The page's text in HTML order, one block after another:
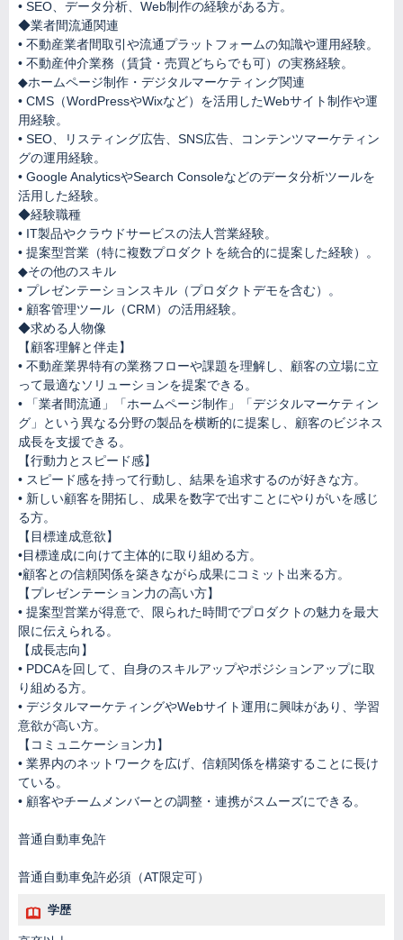
• SEO、データ分析、Web制作の経験がある方。
◆業者間流通関連
• 不動産業者間取引や流通プラットフォームの知識や運用経験。
• 不動産仲介業務（賃貸・売買どちらでも可）の実務経験。
◆ホームページ制作・デジタルマーケティング関連
• CMS（WordPressやWixなど）を活用したWebサイト制作や運
用経験。
• SEO、リスティング広告、SNS広告、コンテンツマーケティン
グの運用経験。
• Google AnalyticsやSearch Consoleなどのデータ分析ツールを
活用した経験。
◆経験職種
• IT製品やクラウドサービスの法人営業経験。
• 提案型営業（特に複数プロダクトを統合的に提案した経験）。
◆その他のスキル
• プレゼンテーションスキル（プロダクトデモを含む）。
• 顧客管理ツール（CRM）の活用経験。
◆求める人物像
【顧客理解と伴走】
• 不動産業界特有の業務フローや課題を理解し、顧客の立場に立
って最適なソリューションを提案できる。
• 「業者間流通」「ホームページ制作」「デジタルマーケティン
グ」という異なる分野の製品を横断的に提案し、顧客のビジネス
成長を支援できる。
【行動力とスピード感】
• スピード感を持って行動し、結果を追求するのが好きな方。
• 新しい顧客を開拓し、成果を数字で出すことにやりがいを感じ
る方。
【目標達成意欲】
•目標達成に向けて主体的に取り組める方。
•顧客との信頼関係を築きながら成果にコミット出来る方。
【プレゼンテーション力の高い方】
• 提案型営業が得意で、限られた時間でプロダクトの魅力を最大
限に伝えられる。
【成長志向】
• PDCAを回して、自身のスキルアップやポジションアップに取
り組める方。
• デジタルマーケティングやWebサイト運用に興味があり、学習
意欲が高い方。
【コミュニケーション力】
• 業界内のネットワークを広げ、信頼関係を構築することに長け
ている。
• 顧客やチームメンバーとの調整・連携がスムーズにできる。
普通自動車免許
普通自動車免許必須（AT限定可）
学歴